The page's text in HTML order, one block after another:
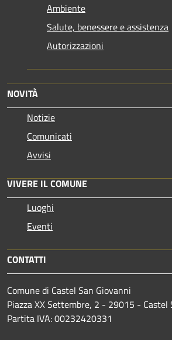
Ambiente
Salute, benessere e assistenza
Autorizzazioni
NOVITÀ
Notizie
Comunicati
Avvisi
VIVERE IL COMUNE
Luoghi
Eventi
CONTATTI
Comune di Castel San Giovanni
Piazza XX Settembre, 2 - 29015 - Castel
Partita IVA: 00232420331